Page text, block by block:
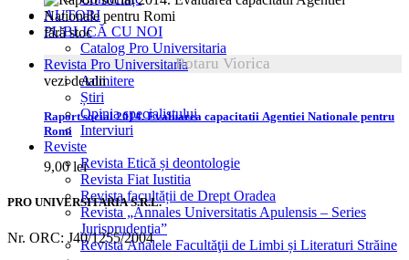
AUTORI
PUBLICĂ CU NOI
Catalog Pro Universitaria
Revista Pro Universitaria
Admitere
Știri
Opinia specialistului
Interviuri
Reviste
Revista Etică și deontologie
Revista Fiat Iustitia
Revista facultății de Drept Oradea
Revista „Annales Universitatis Apulensis – Series
Jurisprudentia”
Revista Analele Facultăţii de Limbi și Literaturi Străine
fără stoc
Rotaru Viorica
vezi detalii
Raport social 2014. Evaluarea capacitatii Agentiei Nationale pentru
Romi
9,00lei
PRO UNIVERSITARIA S.R.L.
Nr. ORC: J40/1255/2004